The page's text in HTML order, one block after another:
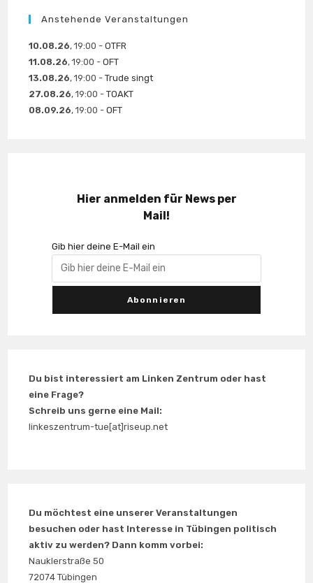
Anstehende Veranstaltungen
10.08.26, 19:00 -OTFR
11.08.26, 19:00 -OFT
13.08.26, 19:00 -Trude singt
27.08.26, 19:00 -TOAKT
08.09.26, 19:00 -OFT
Hier anmelden für News per
Mail!
Gib hier deine E-Mail ein
Du bist interessiert am Linken Zentrum oder hast
eine Frage?
Schreib uns gerne eine Mail:
linkeszentrum-tue[at]riseup.net
Du möchtest eine unserer Veranstaltungen
besuchen oder hast Interesse in Tübingen politisch
aktiv zu werden? Dann komm vorbei:
Nauklerstraße 50
72074 Tübingen